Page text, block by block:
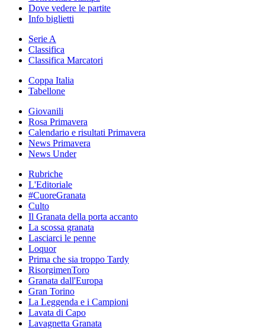
Dove vedere le partite
Info biglietti
Serie A
Classifica
Classifica Marcatori
Coppa Italia
Tabellone
Giovanili
Rosa Primavera
Calendario e risultati Primavera
News Primavera
News Under
Rubriche
L'Editoriale
#CuoreGranata
Culto
Il Granata della porta accanto
La scossa granata
Lasciarci le penne
Loquor
Prima che sia troppo Tardy
RisorgimenToro
Granata dall'Europa
Gran Torino
La Leggenda e i Campioni
Lavata di Capo
Lavagnetta Granata